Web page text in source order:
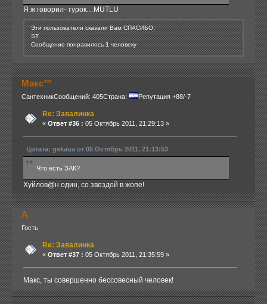
Я ж говорил- турок…MUTLU
Эти пользователи сказали Вам СПАСИБО:
ST
Сообщение понравилось1человеку
Макс™
СантехникСообщений: 405Страна: Репутация +88/-7
Re: Завалинка
« Ответ #36 : 05 Октябрь 2011, 21:29:13 »
Цитата: gekaua от 05 Октябрь 2011, 21:13:53
Что есть ЗАК?
Хуйлов@н один, со звездой в жопе!
А
Гость
Re: Завалинка
« Ответ #37 : 05 Октябрь 2011, 21:35:59 »
Макс, ты совершенно бессовесный человек!